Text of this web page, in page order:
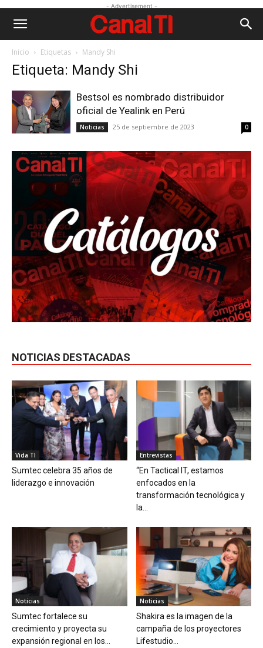
- Advertisement -
Inicio Etiquetas Mandy Shi
Etiqueta: Mandy Shi
Bestsol es nombrado distribuidor
oficial de Yealink en Perú
Noticias 25 de septiembre de 2023 0
NOTICIAS DESTACADAS
Vida TI
Sumtec celebra 35 años de
liderazgo e innovación
Entrevistas
“En Tactical IT, estamos
enfocados en la
transformación tecnológica y
la...
Noticias
Sumtec fortalece su
crecimiento y proyecta su
expansión regional en los...
Noticias
Shakira es la imagen de la
campaña de los proyectores
Lifestudio...